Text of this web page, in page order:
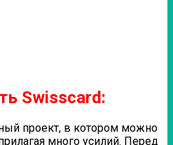
Swisscard:
проект, в котором можно
много усилий. Перед